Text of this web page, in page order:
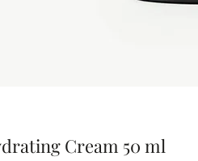
Cream 50 ml